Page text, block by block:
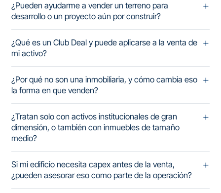
¿Pueden ayudarme a vender un terreno para
desarrollo o un proyecto aún por construir?
¿Qué es un Club Deal y puede aplicarse a la venta de
mi activo?
¿Por qué no son una inmobiliaria, y cómo cambia eso
la forma en que venden?
¿Tratan solo con activos institucionales de gran
dimensión, o también con inmuebles de tamaño
medio?
Si mi edificio necesita capex antes de la venta,
¿pueden asesorar eso como parte de la operación?